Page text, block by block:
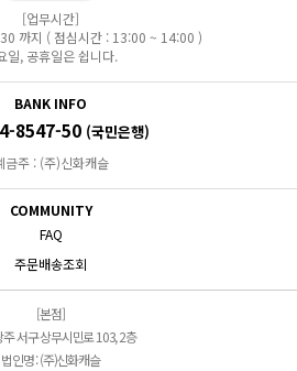
[업무시간]
까지 ( 점심시간 : 13:00 ~ 14:00 )
일, 공휴일은 쉽니다.
BANK INFO
8547-50 (국민은행)
금주 : (주)신화캐슬
COMMUNITY
FAQ
주문배송조회
[본점]
주 서구 상무시민로 103, 2층
법인명 : (주)신화캐슬